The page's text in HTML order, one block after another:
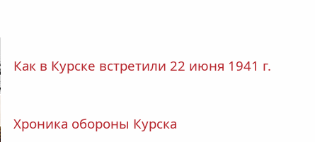
Как в Курске встретили 22 июня 1941 г.
Хроника обороны Курска